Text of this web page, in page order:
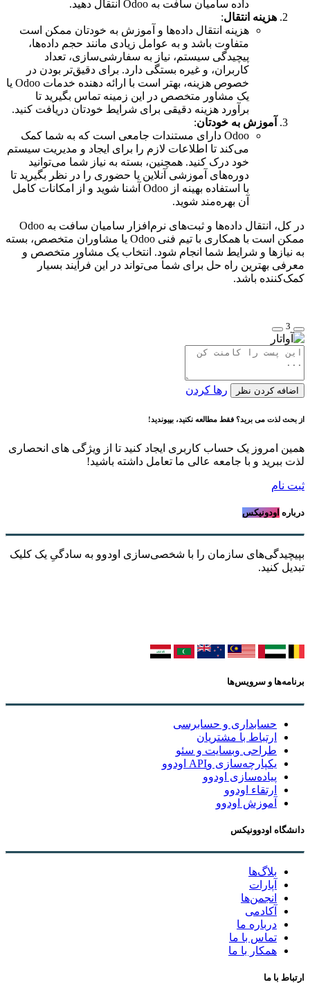
داده سامیان سافت به Odoo انتقال دهید.
هزینه انتقال:
هزینه انتقال داده‌ها و آموزش به خودتان ممکن است
متفاوت باشد و به عوامل زیادی مانند حجم داده‌ها،
پیچیدگی سیستم، نیاز به سفارشی‌سازی، تعداد
کاربران، و غیره بستگی دارد. برای دقیق‌تر بودن در
خصوص هزینه، بهتر است با ارائه دهنده خدمات Odoo یا
یک مشاور متخصص در این زمینه تماس بگیرید تا
برآورد هزینه دقیقی برای شرایط خودتان دریافت کنید.
آموزش به خودتان:
Odoo دارای مستندات جامعی است که به شما کمک
می‌کند تا اطلاعات لازم را برای ایجاد و مدیریت سیستم
خود درک کنید. همچنین، بسته به نیاز شما می‌توانید
دوره‌های آموزشی آنلاین یا حضوری را در نظر بگیرید تا
با استفاده بهینه از Odoo آشنا شوید و از امکانات کامل
آن بهره‌مند شوید.
در کل، انتقال داده‌ها و ثبت‌های نرم‌افزار سامیان سافت به Odoo
ممکن است با همکاری با تیم فنی Odoo یا مشاوران متخصص، بسته
به نیازها و شرایط شما انجام شود. انتخاب یک مشاور متخصص و
معرفی بهترین راه حل برای شما می‌تواند در این فرآیند بسیار
کمک‌کننده باشد.
3
اضافه کردن نظر رها کردن
از بحث لذت می برید؟ فقط مطالعه نکنید، بپیوندید!
همین امروز یک حساب کاربری ایجاد کنید تا از ویژگی های انحصاری
لذت ببرید و با جامعه عالی ما تعامل داشته باشید!
ثبت نام
درباره اودونیکس
بپیچیدگی‌های سازمان را با شخصی‌سازی اودوو به سادگیِ یک کلیک
تبدیل کنید.
برنامه‌ها و سرویس‌ها
حسابداری و حسابرسی
ارتباط با مشتریان
طراحی وبسایت و سئو
یکپارچه‌سازی وAPI اودوو
پیاده‌سازی اودوو
ارتقاء اودوو
آموزش اودوو
دانشگاه اودوونیکس
بلاگ‌ها
آپارات
انجمن‌ها
آکادمی
درباره ما
تماس با ما
همکار با ما
ارتباط با ما